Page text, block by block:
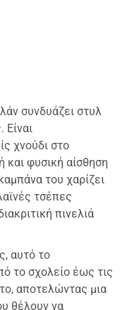
συνδυάζει στυλ
Είναι
χνούδι στο
φυσική αίσθηση
του χαρίζει
τσέπες
πινελιά
αυτό το
το σχολείο έως τις
αποτελώντας μια
θέλουν να